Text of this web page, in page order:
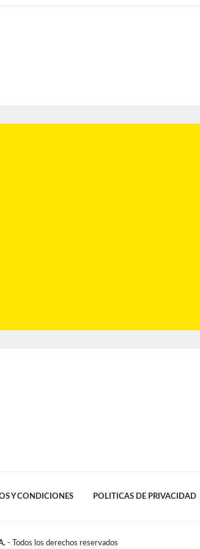
Y CONDICIONES POLITICAS DE PRIVACIDAD
- Todos los derechos reservados